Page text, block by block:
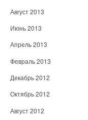
Август 2013
Июнь 2013
Апрель 2013
Февраль 2013
Декабрь 2012
Октябрь 2012
Август 2012